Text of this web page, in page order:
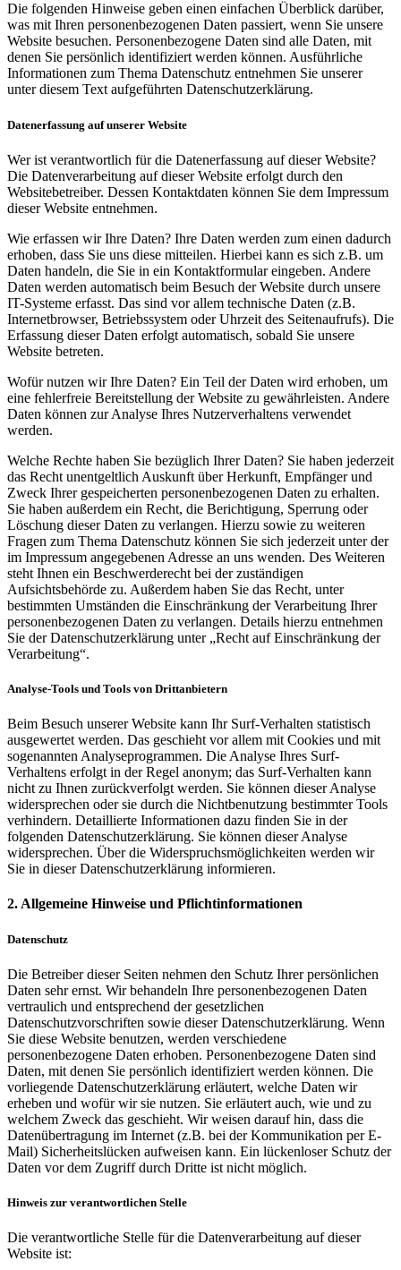
Die folgenden Hinweise geben einen einfachen Überblick darüber,
was mit Ihren personenbezogenen Daten passiert, wenn Sie unsere
Website besuchen. Personenbezogene Daten sind alle Daten, mit
denen Sie persönlich identifiziert werden können. Ausführliche
Informationen zum Thema Datenschutz entnehmen Sie unserer
unter diesem Text aufgeführten Datenschutzerklärung.
Datenerfassung auf unserer Website
Wer ist verantwortlich für die Datenerfassung auf dieser Website?
Die Datenverarbeitung auf dieser Website erfolgt durch den
Websitebetreiber. Dessen Kontaktdaten können Sie dem Impressum
dieser Website entnehmen.
Wie erfassen wir Ihre Daten? Ihre Daten werden zum einen dadurch
erhoben, dass Sie uns diese mitteilen. Hierbei kann es sich z.B. um
Daten handeln, die Sie in ein Kontaktformular eingeben. Andere
Daten werden automatisch beim Besuch der Website durch unsere
IT-Systeme erfasst. Das sind vor allem technische Daten (z.B.
Internetbrowser, Betriebssystem oder Uhrzeit des Seitenaufrufs). Die
Erfassung dieser Daten erfolgt automatisch, sobald Sie unsere
Website betreten.
Wofür nutzen wir Ihre Daten? Ein Teil der Daten wird erhoben, um
eine fehlerfreie Bereitstellung der Website zu gewährleisten. Andere
Daten können zur Analyse Ihres Nutzerverhaltens verwendet
werden.
Welche Rechte haben Sie bezüglich Ihrer Daten? Sie haben jederzeit
das Recht unentgeltlich Auskunft über Herkunft, Empfänger und
Zweck Ihrer gespeicherten personenbezogenen Daten zu erhalten.
Sie haben außerdem ein Recht, die Berichtigung, Sperrung oder
Löschung dieser Daten zu verlangen. Hierzu sowie zu weiteren
Fragen zum Thema Datenschutz können Sie sich jederzeit unter der
im Impressum angegebenen Adresse an uns wenden. Des Weiteren
steht Ihnen ein Beschwerderecht bei der zuständigen
Aufsichtsbehörde zu. Außerdem haben Sie das Recht, unter
bestimmten Umständen die Einschränkung der Verarbeitung Ihrer
personenbezogenen Daten zu verlangen. Details hierzu entnehmen
Sie der Datenschutzerklärung unter „Recht auf Einschränkung der
Verarbeitung“.
Analyse-Tools und Tools von Drittanbietern
Beim Besuch unserer Website kann Ihr Surf-Verhalten statistisch
ausgewertet werden. Das geschieht vor allem mit Cookies und mit
sogenannten Analyseprogrammen. Die Analyse Ihres Surf-
Verhaltens erfolgt in der Regel anonym; das Surf-Verhalten kann
nicht zu Ihnen zurückverfolgt werden. Sie können dieser Analyse
widersprechen oder sie durch die Nichtbenutzung bestimmter Tools
verhindern. Detaillierte Informationen dazu finden Sie in der
folgenden Datenschutzerklärung. Sie können dieser Analyse
widersprechen. Über die Widerspruchsmöglichkeiten werden wir
Sie in dieser Datenschutzerklärung informieren.
2. Allgemeine Hinweise und Pflichtinformationen
Datenschutz
Die Betreiber dieser Seiten nehmen den Schutz Ihrer persönlichen
Daten sehr ernst. Wir behandeln Ihre personenbezogenen Daten
vertraulich und entsprechend der gesetzlichen
Datenschutzvorschriften sowie dieser Datenschutzerklärung. Wenn
Sie diese Website benutzen, werden verschiedene
personenbezogene Daten erhoben. Personenbezogene Daten sind
Daten, mit denen Sie persönlich identifiziert werden können. Die
vorliegende Datenschutzerklärung erläutert, welche Daten wir
erheben und wofür wir sie nutzen. Sie erläutert auch, wie und zu
welchem Zweck das geschieht. Wir weisen darauf hin, dass die
Datenübertragung im Internet (z.B. bei der Kommunikation per E-
Mail) Sicherheitslücken aufweisen kann. Ein lückenloser Schutz der
Daten vor dem Zugriff durch Dritte ist nicht möglich.
Hinweis zur verantwortlichen Stelle
Die verantwortliche Stelle für die Datenverarbeitung auf dieser
Website ist: